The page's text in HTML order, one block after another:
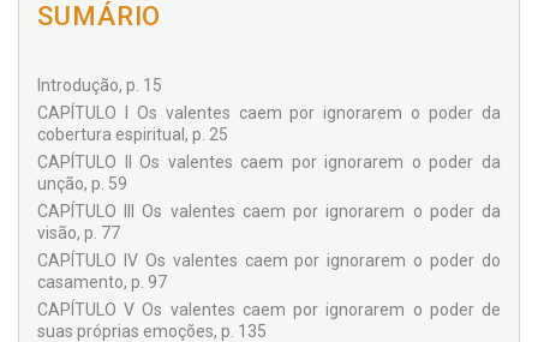
SUMÁRIO
Introdução, p. 15
CAPÍTULO I Os valentes caem por ignorarem o poder da
cobertura espiritual, p. 25
CAPÍTULO II Os valentes caem por ignorarem o poder da
unção, p. 59
CAPÍTULO III Os valentes caem por ignorarem o poder da
visão, p. 77
CAPÍTULO IV Os valentes caem por ignorarem o poder do
casamento, p. 97
CAPÍTULO V Os valentes caem por ignorarem o poder de
suas próprias emoções, p. 135